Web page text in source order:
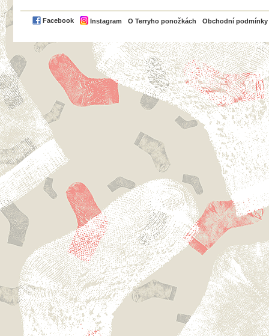
Facebook Instagram O Terryho ponožkách Obchodní podmínky
PayPal